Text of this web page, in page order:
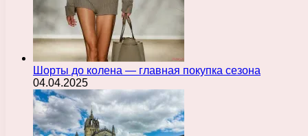
Шорты до колена — главная покупка сезона
04.04.2025